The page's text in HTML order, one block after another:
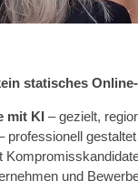
statisches
mit KI – gezielt,
professionell
und